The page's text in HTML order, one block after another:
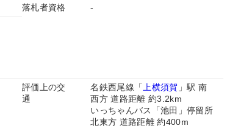
落札者資格
-
評価上の交
通
名鉄西尾線「 上横須賀 」駅 南
西方 道路距離 約3.2km
いっちゃんバス「池田」停留所
北東方 道路距離 約400m